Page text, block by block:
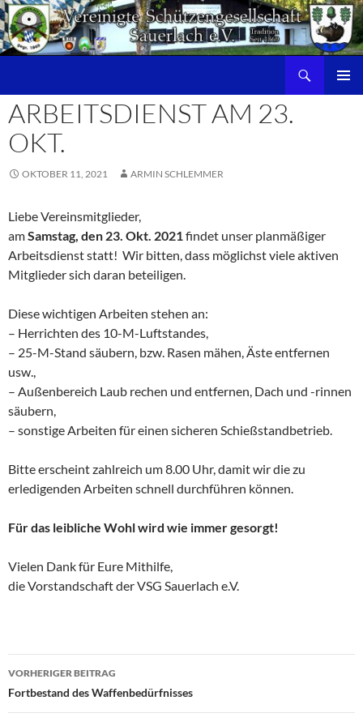
Zum
Inhalt
springen
ARBEITSDIENST AM 23.
OKT.
OKTOBER 11, 2021 ARMIN SCHLEMMER
Liebe Vereinsmitglieder,
amSamstag, den 23. Okt. 2021findet unser planmäßiger
Arbeitsdienst statt! Wir bitten, dass möglichst viele aktiven
Mitglieder sich daran beteiligen.
Diese wichtigen Arbeiten stehen an:
– Herrichten des 10-M-Luftstandes,
– 25-M-Stand säubern, bzw. Rasen mähen, Äste entfernen
usw.,
– Außenbereich Laub rechen und entfernen, Dach und -rinnen
säubern,
– sonstige Arbeiten für einen sicheren Schießstandbetrieb.
Bitte erscheint zahlreich um 8.00 Uhr, damit wir die zu
erledigenden Arbeiten schnell durchführen können.
Für das leibliche Wohl wird wie immer gesorgt!
Vielen Dank für Eure Mithilfe,
die Vorstandschaft der VSG Sauerlach e.V.
Beitragsnavigation
VORHERIGER BEITRAG
Fortbestand des Waffenbedürfnisses